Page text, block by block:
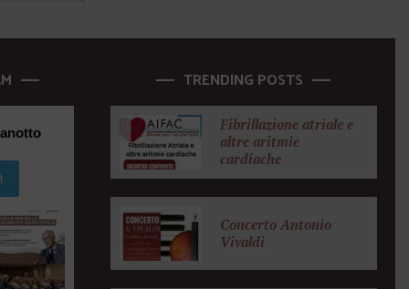
TRENDING POSTS
Fibrillazione atriale e
altre aritmie
cardiache
Concerto Antonio
Vivaldi